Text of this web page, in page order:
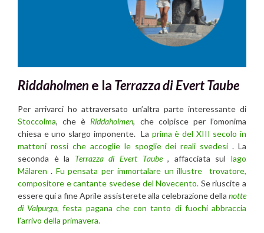
Riddaholmen e la Terrazza di Evert Taube
Per arrivarci ho attraversato un’altra parte interessante di
Stoccolma, che è Riddaholmen, che colpisce per l’omonima
chiesa e uno slargo imponente. La prima è del XIII secolo in
mattoni rossi che accoglie le spoglie dei reali svedesi . La
seconda è la Terrazza di Evert Taube, affacciata sullago
Mälaren . Fu pensata per immortalare un illustre trovatore,
compositore e cantante svedese del Novecento. Se riuscite a
essere qui a fine Aprile assisterete alla celebrazione della notte
di Valpurga, festa pagana che con tanto di fuochi abbraccia
l’arrivo della primavera.